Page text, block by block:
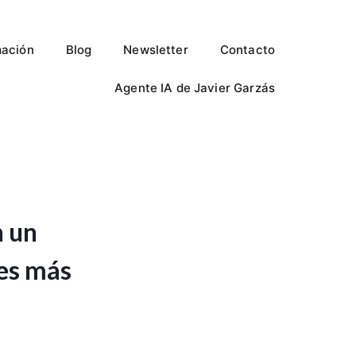
Blog Newsletter Contacto
Agente IA de Javier Garzás
un
más